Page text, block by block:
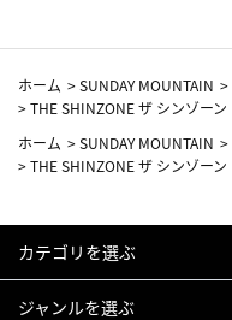
ホーム >SUNDAY MOUNTAIN >
>THE SHINZONE ザ シンゾー
ホーム >SUNDAY MOUNTAIN >
>THE SHINZONE ザ シンゾー
カテゴリを選ぶ
ジャンルを選ぶ